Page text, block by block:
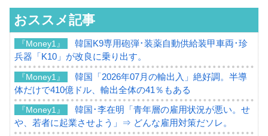
おススメ記事
『Money1』
韓国K9専用砲弾･装薬自動供給装甲車両･珍
兵器「K10」が改良に乗り出す。
『Money1』
韓国「2026年07月の輸出入」絶好調。半導
体だけで410億ドル、輸出全体の41％もある
『Money1』
韓国･李在明「青年層の雇用状況が悪い。せ
や、若者に起業させよう」⇒ どんな雇用対策だソレ。